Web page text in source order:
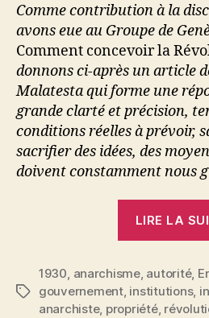
Comme contribution à la
avons eue au Groupe de
Comment concevoir la
donnons ci­-après un article
Malatesta qui forme une
grande clarté et précision,
conditions réelles à prévoir,
sacrifier des idées, des
doivent constamment nous
LIRE LA
Étiquettes
1930, anarchisme, autorité,
gouvernement, institutions,
anarchiste, propriété,